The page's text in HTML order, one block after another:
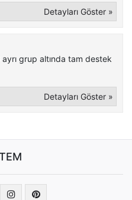
Detayları Göster »
ayrı grup altında tam destek
Detayları Göster »